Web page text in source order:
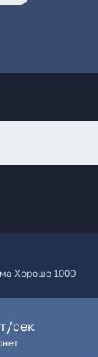
Хорошо 1000
сек